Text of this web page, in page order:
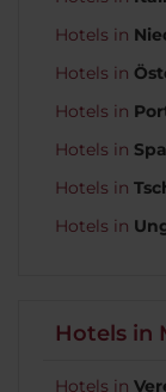
Hotels in
Hotels in
Hotels in
Hotels in
Hotels in
Hotels in
Hotels in
Hotels in